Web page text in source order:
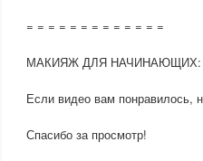
= = = = = = = = = = = = =
МАКИЯЖ ДЛЯ НАЧИНАЮЩИХ:
Если видео вам понравилось,
Спасибо за просмотр!